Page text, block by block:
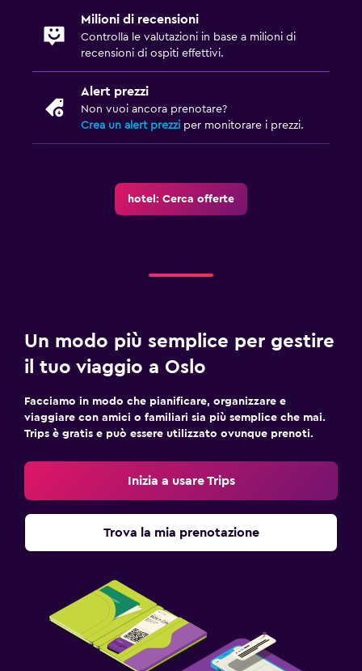
Milioni di recensioni
Controlla le valutazioni in base a milioni di
recensioni di ospiti effettivi.
Alert prezzi
Non vuoi ancora prenotare?
Crea un alert prezzi per monitorare i prezzi.
hotel: Cerca offerte
Un modo più semplice per gestire
il tuo viaggio a Oslo
Facciamo in modo che pianificare, organizzare e
viaggiare con amici o familiari sia più semplice che mai.
Trips è gratis e può essere utilizzato ovunque prenoti.
Inizia a usare Trips
Trova la mia prenotazione